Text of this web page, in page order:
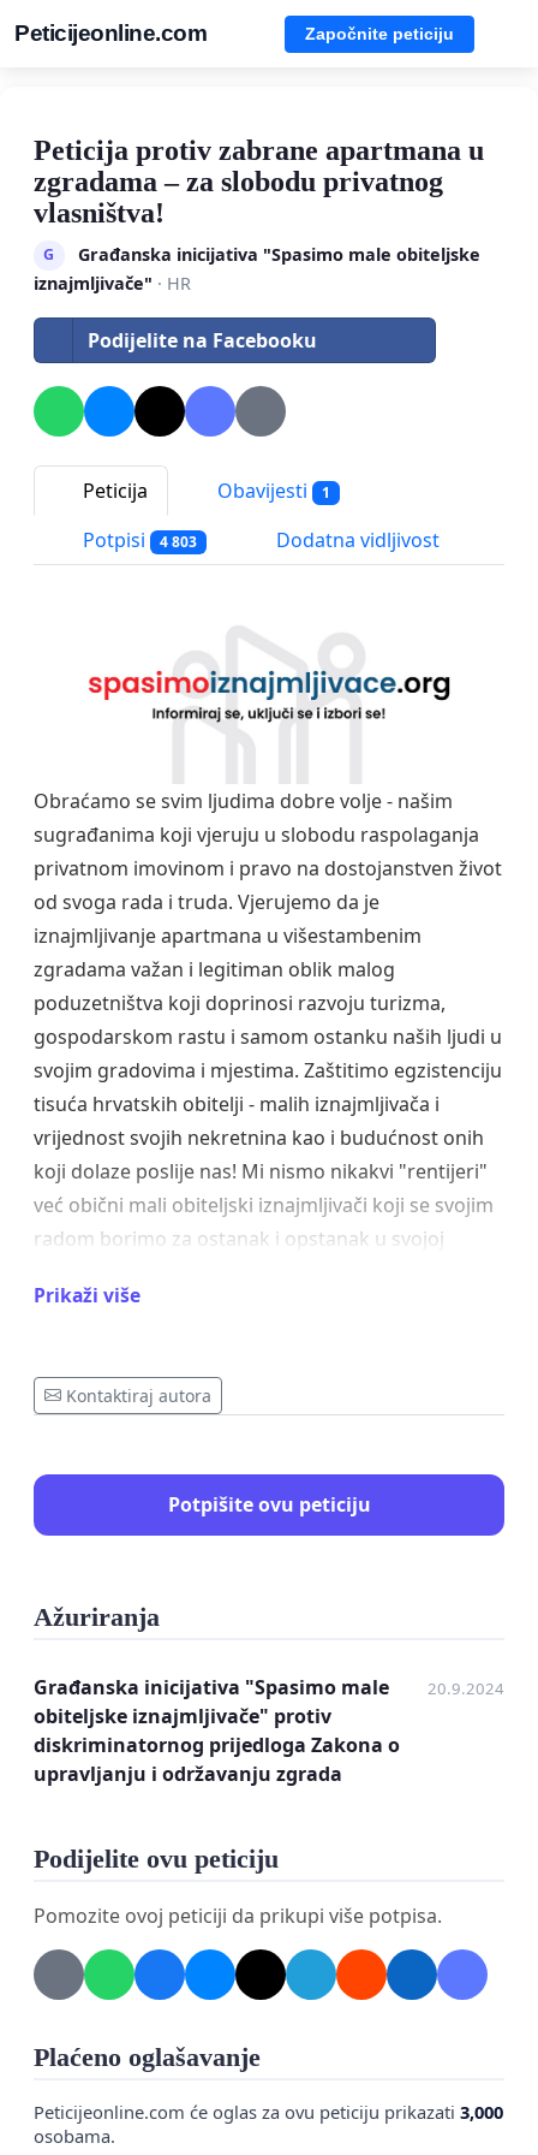
Peticijeonline.com Započnite peticiju
Peticija protiv zabrane apartmana u
zgradama – za slobodu privatnog
vlasništva!
G
Građanska inicijativa "Spasimo male obiteljske
iznajmljivače" · HR
Podijelite na Facebooku
Peticija Obavijesti 1
Potpisi 4 803 Dodatna vidljivost
Obraćamo se svim ljudima dobre volje - našim
sugrađanima koji vjeruju u slobodu raspolaganja
privatnom imovinom i pravo na dostojanstven život
od svoga rada i truda. Vjerujemo da je
iznajmljivanje apartmana u višestambenim
zgradama važan i legitiman oblik malog
poduzetništva koji doprinosi razvoju turizma,
gospodarskom rastu i samom ostanku naših ljudi u
svojim gradovima i mjestima. Zaštitimo egzistenciju
tisuća hrvatskih obitelji - malih iznajmljivača i
vrijednost svojih nekretnina kao i budućnost onih
koji dolaze poslije nas! Mi nismo nikakvi "rentijeri"
već obični mali obiteljski iznajmljivači koji se svojim
radom borimo za ostanak i opstanak u svojoj
da i dalje slobodno iznajmljuju svoje stanove
imovinom osnovno ljudsko pravo koje se ne
smije ograničavati, te da turizam i stanovanje
sada, postupak kategorizacije provodi na jednak
višestambenim zgradama, obiteljskim kućama
ili kućama za odmor i temelji isključivo na
kvaliteti i ispunjavanju propisanih kriterija.
dvostruke pričuve i zalažemo se za zaštitu svih
podzakonskim aktima kao i kod eventualne
buduće rekategorizacije.
rješenja donešena su temeljem svih važećih
što su:
Prikaži više
Kontaktiraj autora
Potpišite ovu peticiju
Ažuriranja
Građanska inicijativa "Spasimo male
obiteljske iznajmljivače" protiv
diskriminatornog prijedloga Zakona o
upravljanju i održavanju zgrada
20.9.2024
Podijelite ovu peticiju
Pomozite ovoj peticiji da prikupi više potpisa.
Plaćeno oglašavanje
Peticijeonline.com će oglas za ovu peticiju prikazati 3,000
osobama.